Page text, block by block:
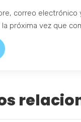
correo
próxima vez que